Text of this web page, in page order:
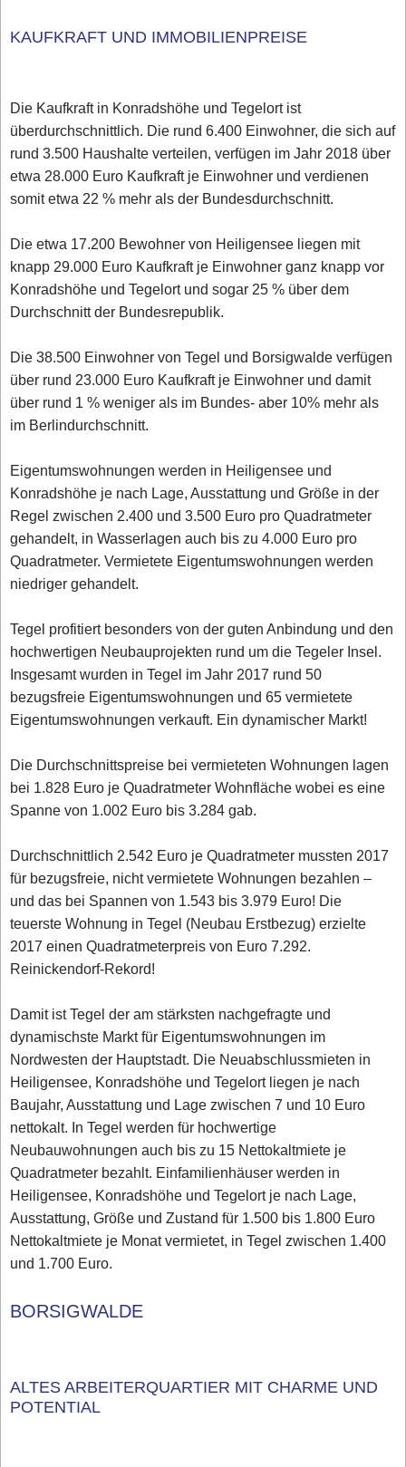
KAUFKRAFT UND IMMOBILIENPREISE
Die Kaufkraft in Konradshöhe und Tegelort ist
überdurchschnittlich. Die rund 6.400 Einwohner, die sich auf
rund 3.500 Haushalte verteilen, verfügen im Jahr 2018 über
etwa 28.000 Euro Kaufkraft je Einwohner und verdienen
somit etwa 22 % mehr als der Bundesdurchschnitt.
Die etwa 17.200 Bewohner von Heiligensee liegen mit
knapp 29.000 Euro Kaufkraft je Einwohner ganz knapp vor
Konradshöhe und Tegelort und sogar 25 % über dem
Durchschnitt der Bundesrepublik.
Die 38.500 Einwohner von Tegel und Borsigwalde verfügen
über rund 23.000 Euro Kaufkraft je Einwohner und damit
über rund 1 % weniger als im Bundes- aber 10% mehr als
im Berlindurchschnitt.
Eigentumswohnungen werden in Heiligensee und
Konradshöhe je nach Lage, Ausstattung und Größe in der
Regel zwischen 2.400 und 3.500 Euro pro Quadratmeter
gehandelt, in Wasserlagen auch bis zu 4.000 Euro pro
Quadratmeter. Vermietete Eigentumswohnungen werden
niedriger gehandelt.
Tegel profitiert besonders von der guten Anbindung und den
hochwertigen Neubauprojekten rund um die Tegeler Insel.
Insgesamt wurden in Tegel im Jahr 2017 rund 50
bezugsfreie Eigentumswohnungen und 65 vermietete
Eigentumswohnungen verkauft. Ein dynamischer Markt!
Die Durchschnittspreise bei vermieteten Wohnungen lagen
bei 1.828 Euro je Quadratmeter Wohnfläche wobei es eine
Spanne von 1.002 Euro bis 3.284 gab.
Durchschnittlich 2.542 Euro je Quadratmeter mussten 2017
für bezugsfreie, nicht vermietete Wohnungen bezahlen –
und das bei Spannen von 1.543 bis 3.979 Euro! Die
teuerste Wohnung in Tegel (Neubau Erstbezug) erzielte
2017 einen Quadratmeterpreis von Euro 7.292.
Reinickendorf-Rekord!
Damit ist Tegel der am stärksten nachgefragte und
dynamischste Markt für Eigentumswohnungen im
Nordwesten der Hauptstadt. Die Neuabschlussmieten in
Heiligensee, Konradshöhe und Tegelort liegen je nach
Baujahr, Ausstattung und Lage zwischen 7 und 10 Euro
nettokalt. In Tegel werden für hochwertige
Neubauwohnungen auch bis zu 15 Nettokaltmiete je
Quadratmeter bezahlt. Einfamilienhäuser werden in
Heiligensee, Konradshöhe und Tegelort je nach Lage,
Ausstattung, Größe und Zustand für 1.500 bis 1.800 Euro
Nettokaltmiete je Monat vermietet, in Tegel zwischen 1.400
und 1.700 Euro.
BORSIGWALDE
ALTES ARBEITERQUARTIER MIT CHARME UND
POTENTIAL